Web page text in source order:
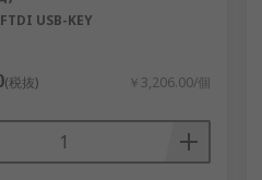
FTDI USB-KEY
(税抜) ￥3,206.00/個